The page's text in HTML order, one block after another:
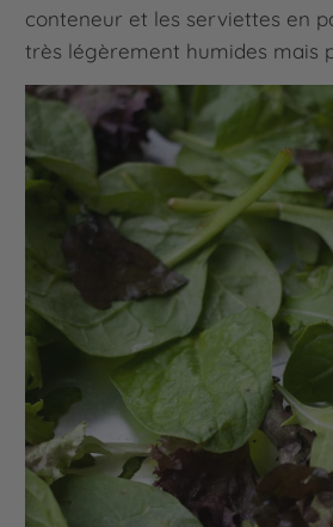
conteneur et les serviettes en
très légèrement humides mais